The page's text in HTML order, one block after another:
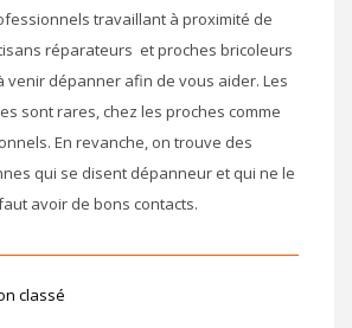
travaillant à proximité de
réparateurs et proches bricoleurs
venir dépanner afin de vous aider. Les
sont rares, chez les proches comme
En revanche, on trouve des
qui se disent dépanneur et qui ne le
avoir de bons contacts.
classé